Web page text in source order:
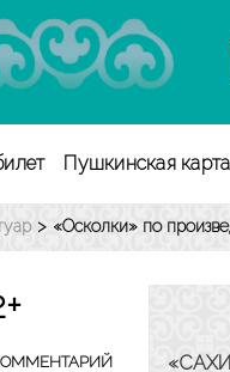
Пушкинская карта
> «Осколки» по
«ОСКОЛКИ»